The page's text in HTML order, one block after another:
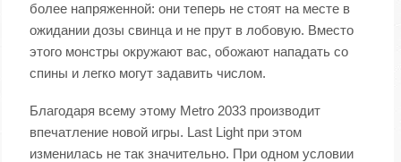
более напряженной: они теперь не стоят на месте в
ожидании дозы свинца и не прут в лобовую. Вместо
этого монстры окружают вас, обожают нападать со
спины и легко могут задавить числом.
Благодаря всему этому Metro 2033 производит
впечатление новой игры. Last Light при этом
изменилась не так значительно. При одном условии